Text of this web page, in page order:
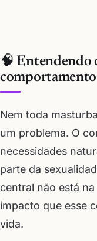
🧠 Entendendo
Nem toda
um problema. O
necessidades
parte da
central não está
impacto que esse
vida.